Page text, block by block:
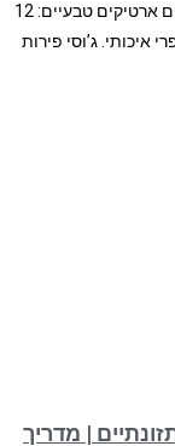
ג’וסי פירות קפואים, פירות למהדרין לארטיקים ביתיים ארטיקים טבעיים: 12
איכותי. ג’וסי פירות
| מדריך